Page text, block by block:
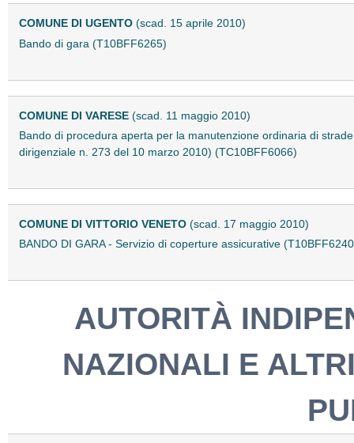
COMUNE DI UGENTO (scad. 15 aprile 2010)
Bando di gara (T10BFF6265)
COMUNE DI VARESE (scad. 11 maggio 2010)
Bando di procedura aperta per la manutenzione ordinaria di
dirigenziale n. 273 del 10 marzo 2010) (TC10BFF6066)
COMUNE DI VITTORIO VENETO (scad. 17 maggio 2010)
BANDO DI GARA - Servizio di coperture assicurative
AUTORITÀ
NAZIONALI E